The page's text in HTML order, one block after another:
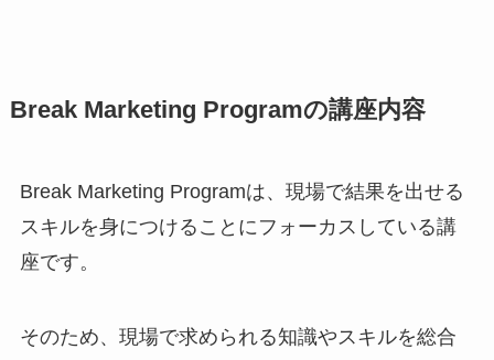
Break Marketing Programの講座内容
Break Marketing Programは、現場で結果を出せる
スキルを身につけることにフォーカスしている講
座です。
そのため、現場で求められる知識やスキルを総合